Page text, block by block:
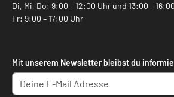
Di, Mi, Do: 9:00 – 12:00 Uhr und 13:00 –
Fr: 9:00 – 17:00 Uhr
Mit unserem Newsletter bleibst du